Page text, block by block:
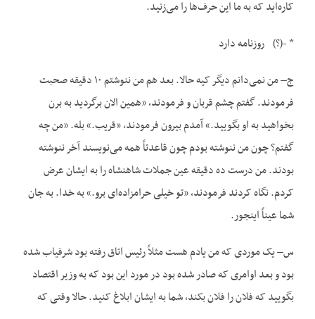
کاره‌اید که به ما این حرف‌ها را می‌زنید.
* -(؟) روزنامه دارد
ج– من نمی‌دانم دیگر کیه حالا. بعد هم من ننوشتم ۱۰ دقیقه صحبت
فرمودند. گفتم چشم قربان و فرمودند، «همین الان برگردید به برن
بخواهید به او بگویید.» آمدم بیرون فرمودند، «قریب.» بله. «من چه
گفتم؟ چون من ننوشته بودم چون قاعدتاً همه می‌نویسند آخر ننوشته
بودند. من درست ده دقیقه عین جملات شاهنشاه را به ایشان عرض
کردم. نگاه کردند فرمودند، «تو خیلی حرامزاده‌ای برو.» به خدا. به جان
شما عیناً اینجور.
س– یک موردی که من یادم هست مثلاً رئیس اتاق رفته بود شرفیاب شده
بود و بعد اوامری که صادر شده بود در مورد این بود که به وزیر اقتصاد
بگویید که فلان را فلان بکند، شما به ایشان ابلاغ کنید. حالا وقتی که